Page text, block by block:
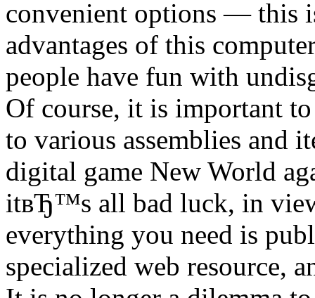
convenient options — this
advantages of this
people have fun with
Of course, it is important to
to various assemblies and
digital game New World
itвЂ™s all bad luck, in
everything you need is
specialized web resource,